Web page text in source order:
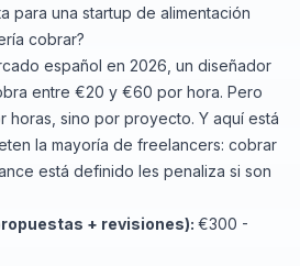
para una startup de alimentación
cobrar?
español en 2026, un diseñador
entre €20 y €60 por hora. Pero
horas, sino por proyecto. Y aquí está
la mayoría de freelancers: cobrar
está definido les penaliza si son
+ revisiones): €300 -